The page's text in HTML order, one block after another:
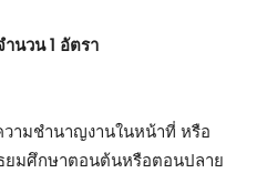
นวน 1 อัตรา
ามชำนาญงานในหน้าที่ หรือ
มศึกษาตอนต้นหรือตอนปลาย